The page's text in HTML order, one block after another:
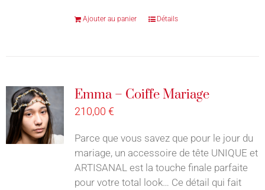
Ajouter au panier Détails
Emma – Coiffe Mariage
210,00 €
Parce que vous savez que pour le jour du
mariage, un accessoire de tête UNIQUE et
ARTISANAL est la touche finale parfaite
pour votre total look… Ce détail qui fait